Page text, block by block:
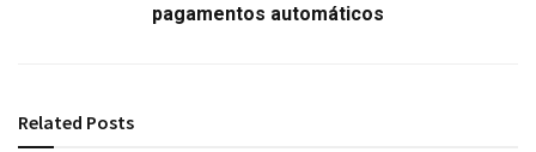
pagamentos automáticos
Related Posts